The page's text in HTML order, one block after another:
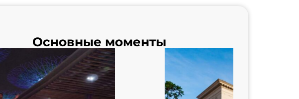
Основные моменты